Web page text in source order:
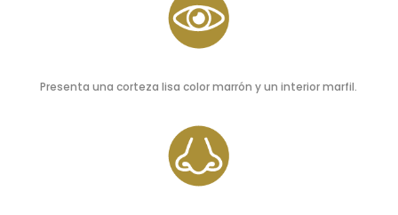
Presenta una corteza lisa color marrón y un interior marfil.